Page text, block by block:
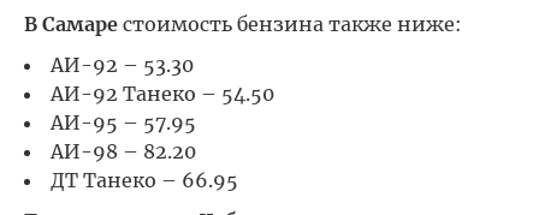
В Самаре стоимость бензина также ниже:
АИ-92 – 53.30
АИ-92 Танеко – 54.50
АИ-95 – 57.95
АИ-98 – 82.20
ДТ Танеко – 66.95